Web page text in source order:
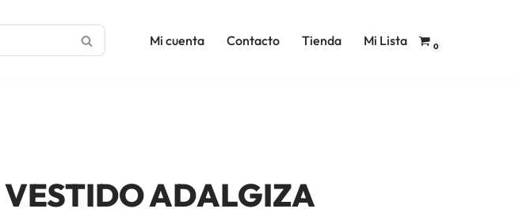
Mi cuenta Contacto Tienda Mi Lista 0
VESTIDO ADALGIZA